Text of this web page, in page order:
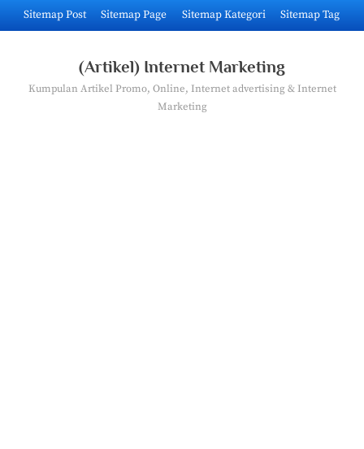
Skip
to
Sitemap Post Sitemap Page Sitemap Kategori Sitemap Tag
(Artikel) Internet Marketing
Kumpulan Artikel Promo, Online, Internet advertising & Internet
Marketing